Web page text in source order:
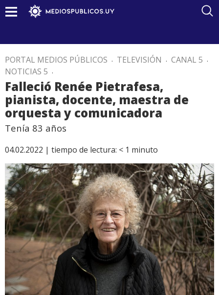
PORTAL MEDIOS PÚBLICOS . TELEVISIÓN . CANAL 5 .
NOTICIAS 5 .
Falleció Renée Pietrafesa,
pianista, docente, maestra de
orquesta y comunicadora
Tenía 83 años
04.02.2022 | tiempo de lectura: < 1 minuto